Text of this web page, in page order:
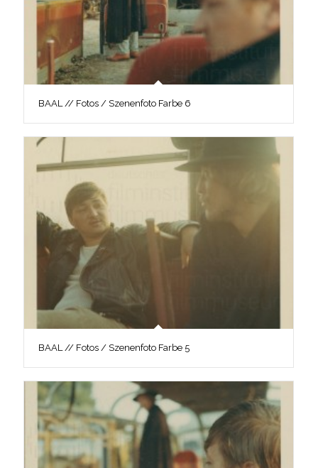
BAAL // Fotos / Szenenfoto Farbe 6
BAAL // Fotos / Szenenfoto Farbe 5